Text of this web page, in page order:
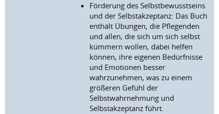
Förderung des Selbstbewusstseins
und der Selbstakzeptanz: Das Buch
enthält Übungen, die Pflegenden
und allen, die sich um sich selbst
kümmern wollen, dabei helfen
können, ihre eigenen Bedürfnisse
und Emotionen besser
wahrzunehmen, was zu einem
größeren Gefühl der
Selbstwahrnehmung und
Selbstakzeptanz führt.